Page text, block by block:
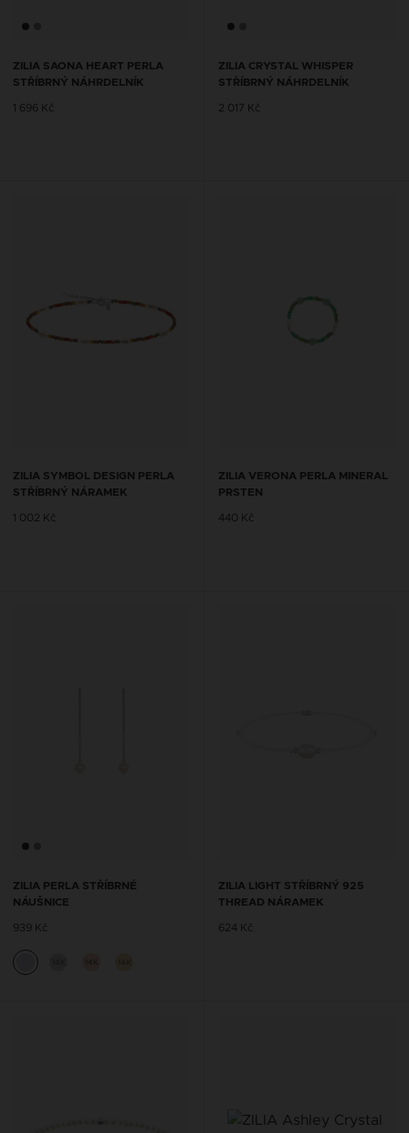
ZILIA SAONA HEART PERLA
STŘÍBRNÝ NÁHRDELNÍK
1 696 Kč
ZILIA CRYSTAL WHISPER
STŘÍBRNÝ NÁHRDELNÍK
2 017 Kč
ZILIA SYMBOL DESIGN PERLA
STŘÍBRNÝ NÁRAMEK
1 002 Kč
ZILIA VERONA PERLA MINERAL
PRSTEN
440 Kč
ZILIA PERLA STŘÍBRNÉ
NÁUŠNICE
939 Kč
ZILIA LIGHT STŘÍBRNÝ 925
THREAD NÁRAMEK
624 Kč